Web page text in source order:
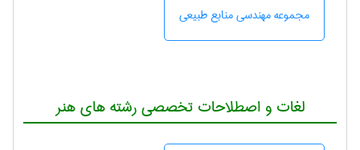
مجموعه مهندسی منابع طبيعی
لغات و اصطلاحات تخصصی رشته های هنر